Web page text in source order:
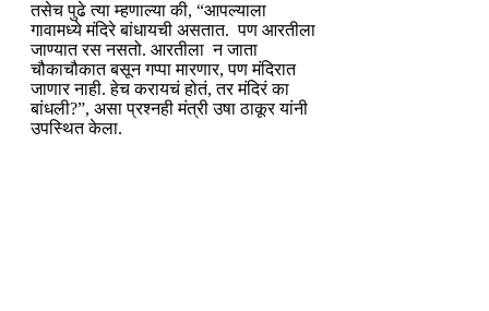
तसेच पुढे त्या म्हणाल्या की, “आपल्याला
गावामध्ये मंदिरे बांधायची असतात. पण आरतीला
जाण्यात रस नसतो. आरतीला न जाता
चौकाचौकात बसून गप्पा मारणार, पण मंदिरात
जाणार नाही. हेच करायचं होतं, तर मंदिरं का
बांधली?”, असा प्रश्नही मंत्री उषा ठाकूर यांनी
उपस्थित केला.